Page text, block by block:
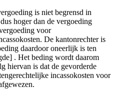
is niet begrensd in
hoger dan de vergoeding
voor
De kantonrechter is
daardoor oneerlijk is ten
. Het beding wordt daarom
hiervan is dat de gevorderde
incassokosten voor